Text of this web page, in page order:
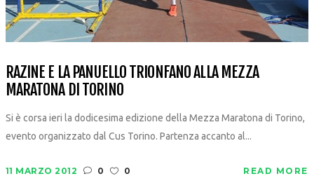
RAZINE E LA PANUELLO TRIONFANO ALLA MEZZA
MARATONA DI TORINO
Si è corsa ieri la dodicesima edizione della Mezza Maratona di Torino,
evento organizzato dal Cus Torino. Partenza accanto al...
11 MARZO 2012 0 0 READ MORE